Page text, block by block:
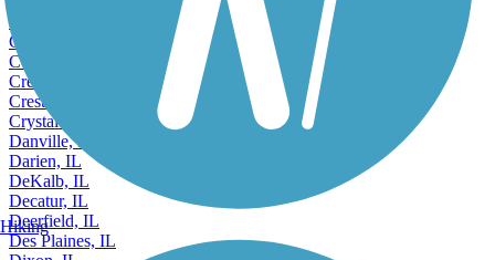
Cicero, IL
Collinsville, IL
Country Club Hills, IL
Crest Hill, IL
Crestwood, IL
Crystal Lake, IL
Danville, IL
Darien, IL
DeKalb, IL
Decatur, IL
Deerfield, IL
Des Plaines, IL
Hiking